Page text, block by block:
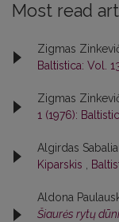
Most read
Zigmas
Baltistica: Vol.
Zigmas
1 (1976):
Algirdas
Kiparskis ,
Aldona
Šiaurės rytų